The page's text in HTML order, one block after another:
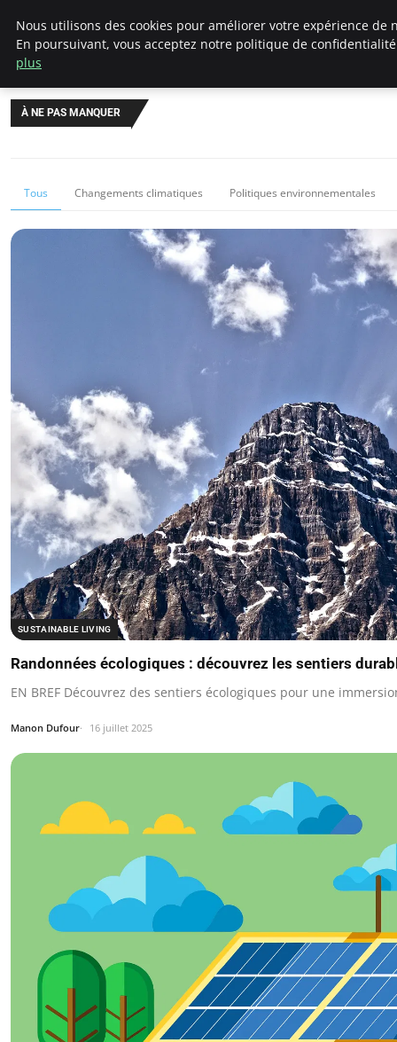
Climategatecountryclub.com
À NE PAS MANQUER
Tous Changements climatiques Politiques environnementales
SUSTAINABLE LIVING
Randonnées écologiques : découvrez les sentiers
EN BREF Découvrez des sentiers écologiques pour une
Manon Dufour 16 juillet 2025
Nous utilisons des cookies pour améliorer votre expérience de
En poursuivant, vous acceptez notre politique de
plus